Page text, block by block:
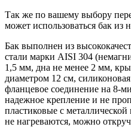
Так же по вашему выбору
может использоваться бак из
Бак выполнен из
стали марки AISI 304
1,5 мм, дна не менее 2 мм,
диаметром 12 см,
фланцевое соединение на 8-
надежное крепление и не
пластиковые с
не нагреваются, можно